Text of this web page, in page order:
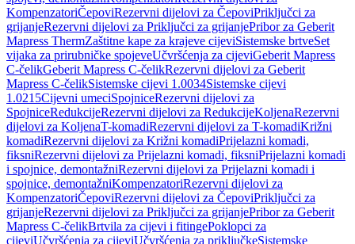
KompenzatoriČepoviRezervni dijelovi za ČepoviPriključci za
grijanjeRezervni dijelovi za Priključci za grijanjePribor za Geberit
Mapress ThermZaštitne kape za krajeve cijeviSistemske brtveSet
vijaka za prirubničke spojeveUčvršćenja za cijeviGeberit Mapress
C-čelikGeberit Mapress C-čelikRezervni dijelovi za Geberit
Mapress C-čelikSistemske cijevi 1.0034Sistemske cijevi
1.0215Cijevni umeciSpojniceRezervni dijelovi za
SpojniceRedukcijeRezervni dijelovi za RedukcijeKoljenaRezervni
dijelovi za KoljenaT-komadiRezervni dijelovi za T-komadiKrižni
komadiRezervni dijelovi za Križni komadiPrijelazni komadi,
fiksniRezervni dijelovi za Prijelazni komadi, fiksniPrijelazni komadi
i spojnice, demontažniRezervni dijelovi za Prijelazni komadi i
spojnice, demontažniKompenzatoriRezervni dijelovi za
KompenzatoriČepoviRezervni dijelovi za ČepoviPriključci za
grijanjeRezervni dijelovi za Priključci za grijanjePribor za Geberit
Mapress C-čelikBrtvila za cijevi i fitingePoklopci za
cijeviUčvršćenja za cijeviUčvršćenja za priključkeSistemske